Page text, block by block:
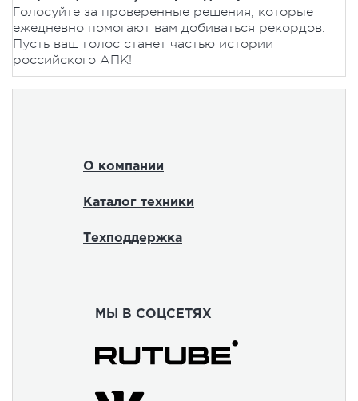
Голосуйте за проверенные решения, которые
ежедневно помогают вам добиваться рекордов.
Пусть ваш голос станет частью истории
российского АПК!
О компании
Каталог техники
Техподдержка
МЫ В СОЦСЕТЯХ